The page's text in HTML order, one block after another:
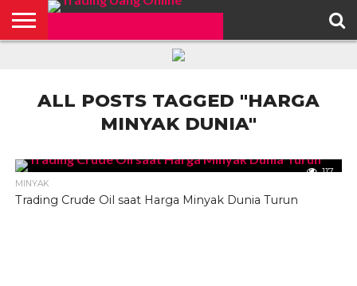
ALL POSTS TAGGED "HARGA
MINYAK DUNIA"
117
MINYAK
Trading Crude Oil saat Harga Minyak Dunia Turun